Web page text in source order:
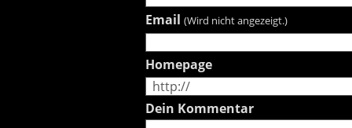
Email (Wird nicht angezeigt.)
Homepage
Dein Kommentar